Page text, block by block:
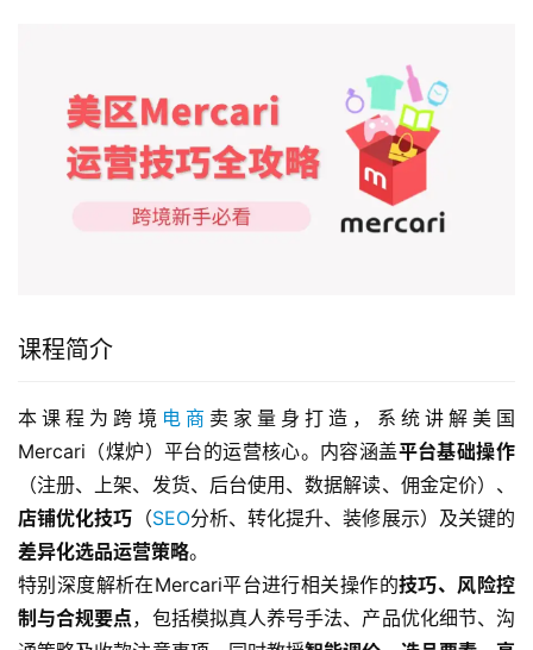
课程简介
本课程为跨境 电商 卖家量身打造，系统讲解美国
Mercari（煤炉）平台的运营核心。内容涵盖平台基础操作
（注册、上架、发货、后台使用、数据解读、佣金定价）、
店铺优化技巧 ​（SEO分析、转化提升、装修展示）及关键的
差异化选品运营策略。
特别深度解析在Mercari平台进行相关操作的技巧、风险控
制与合规要点，包括模拟真人养号手法、产品优化细节、沟